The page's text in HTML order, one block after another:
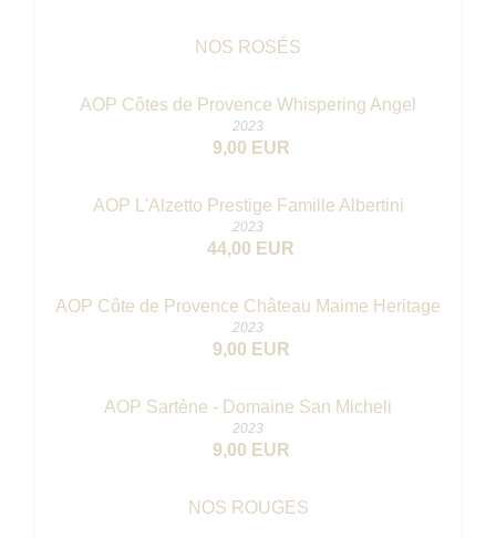
NOS ROSÉS
AOP Côtes de Provence Whispering Angel
2023
9,00 EUR
AOP L'Alzetto Prestige Famille Albertini
2023
44,00 EUR
AOP Côte de Provence Château Maime Heritage
2023
9,00 EUR
AOP Sartène - Domaine San Micheli
2023
9,00 EUR
NOS ROUGES